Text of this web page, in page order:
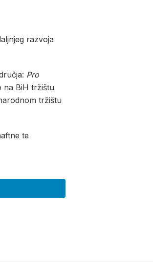
razvoja
Pro
na BiH tržištu
tržištu
te